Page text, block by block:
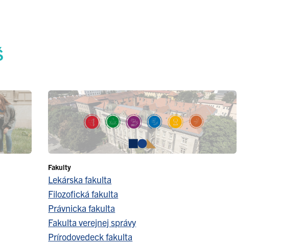
Fakulty
Lekárska fakulta
Filozofická fakulta
Právnicka fakulta
Fakulta verejnej správy
Prírodovedeck fakulta